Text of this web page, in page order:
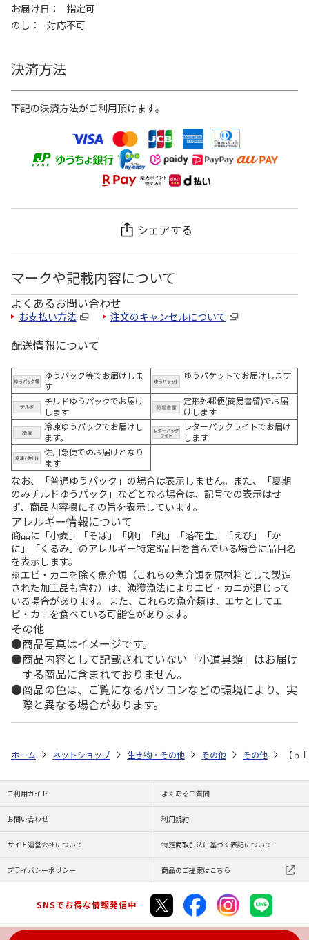
お届け日
指定可
のし
対応不可
決済方法
下記の決済方法がご利用頂けます。
シェアする
マークや記載内容について
よくあるお問い合わせ
お支払い方法 注文のキャンセルについて
配送情報について
ゆうパック等でお届けしま
す
ゆうパケットでお届けします
チルドゆうパックでお届け
します
定形外郵便(簡易書留)でお届
けします
冷凍ゆうパックでお届けし
ます。
レターパックライトでお届け
します
佐川急便でのお届けとなり
ます
なお、「普通ゆうパック」の場合は表示しません。また、「夏期
のみチルドゆうパック」などとなる場合は、記号での表示はせ
ず、商品内容欄にその旨を表示しています。
アレルギー情報について
商品に「小麦」「そば」「卵」「乳」「落花生」「えび」「か
に」「くるみ」のアレルギー特定8品目を含んでいる場合に品目名
を表示します。
※エビ・カニを除く魚介類（これらの魚介類を原材料として製造
された加工品も含む）は、漁獲漁法によりエビ・カニが混じって
いる場合があります。 また、これらの魚介類は、エサとしてエ
ビ・カニを食べている可能性があります。
その他
商品写真はイメージです。
商品内容として記載されていない「小道具類」はお届け
する商品に含まれておりません。
商品の色は、ご覧になるパソコンなどの環境により、実
際と異なる場合があります。
ホーム ネットショップ 生き物・その他 その他 その他 【ｐ
ご利用ガイド よくあるご質問
お問い合わせ 利用規約
サイト運営会社について 特定商取引法に基づく表記について
プライバシーポリシー 商品のご提案はこちら
SNSでお得な情報発信中